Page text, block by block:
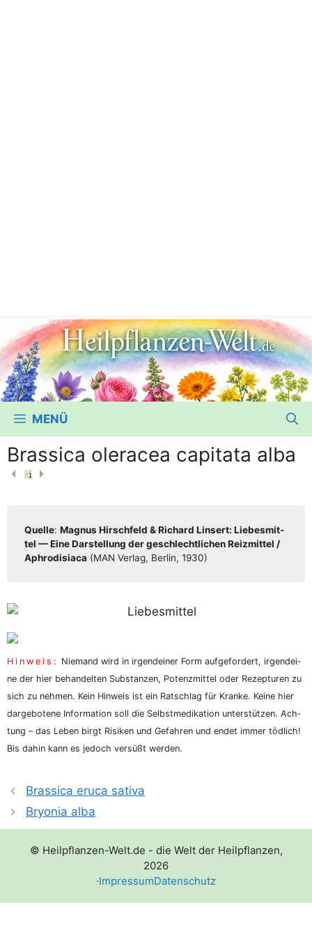
MENÜ
Brassica oleracea capitata alba
Quel­le: Magnus Hirsch­feld & Richard Lin­sert: Lie­bes­mit­
tel — Eine Dar­stel­lung der geschlecht­li­chen Reiz­mit­tel /​​
Aphro­di­sia­ca (MAN Ver­lag, Ber­lin, 1930)
Hin­weis: Nie­mand wird in irgend­ei­ner Form auf­ge­for­dert, irgend­ei­
ne der hier behan­del­ten Sub­stan­zen, Potenz­mit­tel oder Rezep­tu­ren zu
sich zu neh­men. Kein Hin­weis ist ein Rat­schlag für Kran­ke. Kei­ne hier
dar­ge­bo­te­ne Infor­ma­ti­on soll die Selbst­me­di­ka­ti­on unter­stüt­zen. Ach­
tung – das Leben birgt Risi­ken und Gefah­ren und endet immer töd­lich!
Bis dahin kann es jedoch ver­süßt werden.
Brassica eruca sativa
Bryonia alba
© Heilpflanzen-Welt.de - die Welt der Heilpflanzen,
2026
·ImpressumDatenschutz